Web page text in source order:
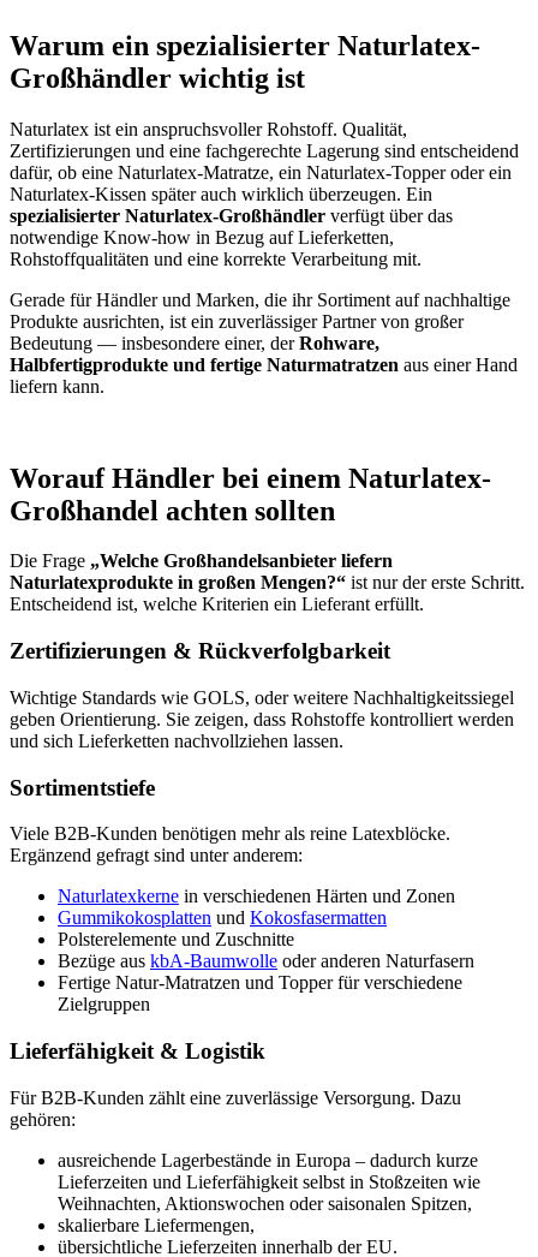
Warum ein spezialisierter Naturlatex-
Großhändler wichtig ist
Naturlatex ist ein anspruchsvoller Rohstoff. Qualität,
Zertifizierungen und eine fachgerechte Lagerung sind entscheidend
dafür, ob eine Naturlatex-Matratze, ein Naturlatex-Topper oder ein
Naturlatex-Kissen später auch wirklich überzeugen. Ein
spezialisierter Naturlatex-Großhändler verfügt über das
notwendige Know-how in Bezug auf Lieferketten,
Rohstoffqualitäten und eine korrekte Verarbeitung mit.
Gerade für Händler und Marken, die ihr Sortiment auf nachhaltige
Produkte ausrichten, ist ein zuverlässiger Partner von großer
Bedeutung — insbesondere einer, derRohware,
Halbfertigprodukte und fertige Naturmatratzen aus einer Hand
liefern kann.
Worauf Händler bei einem Naturlatex-
Großhandel achten sollten
Die Frage „Welche Großhandelsanbieter liefern
Naturlatexprodukte in großen Mengen?“ ist nur der erste Schritt.
Entscheidend ist, welche Kriterien ein Lieferant erfüllt.
Zertifizierungen & Rückverfolgbarkeit
Wichtige Standards wie GOLS, oder weitere Nachhaltigkeitssiegel
geben Orientierung. Sie zeigen, dass Rohstoffe kontrolliert werden
und sich Lieferketten nachvollziehen lassen.
Sortimentstiefe
Viele B2B-Kunden benötigen mehr als reine Latexblöcke.
Ergänzend gefragt sind unter anderem:
Naturlatexkerne in verschiedenen Härten und Zonen
Gummikokosplatten und Kokosfasermatten
Polsterelemente und Zuschnitte
Bezüge aus kbA-Baumwolle oder anderen Naturfasern
Fertige Natur-Matratzen und Topper für verschiedene
Zielgruppen
Lieferfähigkeit & Logistik
Für B2B-Kunden zählt eine zuverlässige Versorgung. Dazu
gehören:
ausreichende Lagerbestände in Europa – dadurch kurze
Lieferzeiten und Lieferfähigkeit selbst in Stoßzeiten wie
Weihnachten, Aktionswochen oder saisonalen Spitzen,
skalierbare Liefermengen,
übersichtliche Lieferzeiten innerhalb der EU.